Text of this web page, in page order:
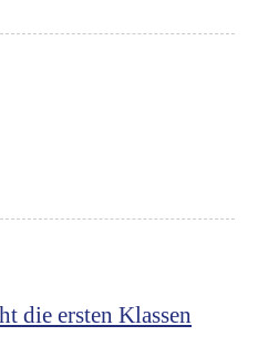
die ersten Klassen